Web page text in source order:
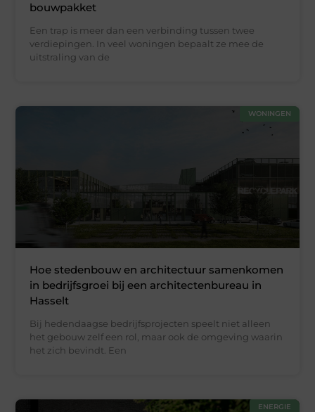
bouwpakket
Een trap is meer dan een verbinding tussen twee
verdiepingen. In veel woningen bepaalt ze mee de
uitstraling van de
WONINGEN
Hoe stedenbouw en architectuur samenkomen
in bedrijfsgroei bij een architectenbureau in
Hasselt
Bij hedendaagse bedrijfsprojecten speelt niet alleen
het gebouw zelf een rol, maar ook de omgeving waarin
het zich bevindt. Een
ENERGIE